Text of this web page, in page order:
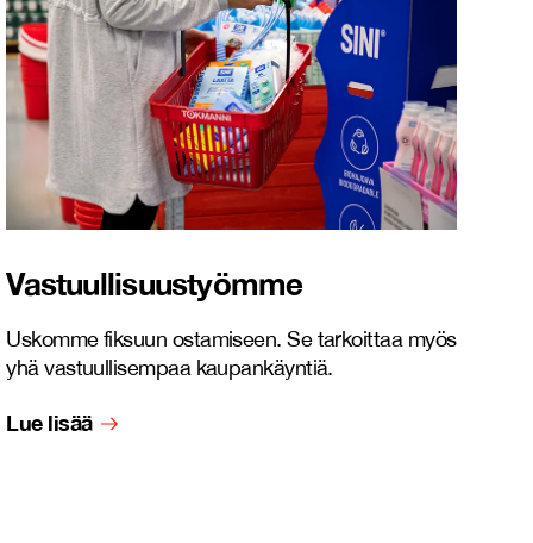
Vastuullisuustyömme
Uskomme fiksuun ostamiseen. Se tarkoittaa myös
yhä vastuullisempaa kaupankäyntiä.
Lue lisää